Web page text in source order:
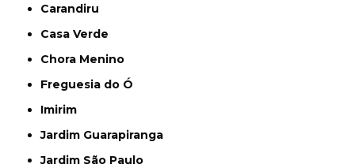
Carandiru
Casa Verde
Chora Menino
Freguesia do Ó
Imirim
Jardim Guarapiranga
Jardim São Paulo